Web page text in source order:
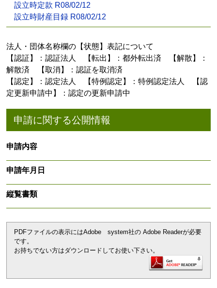
設立時定款 R08/02/12
設立時財産目録 R08/02/12
法人・団体名称欄の【状態】表記について
【認証】：認証法人 【転出】：都外転出済 【解散】：
解散済 【取消】：認証を取消済
【認定】：認定法人 【特例認定】：特例認定法人 【認
定更新申請中】：認定の更新申請中
申請に関する公開情報
申請内容
申請年月日
縦覧書類
PDFファイルの表示にはAdobe system社の Adobe Readerが必要
です。
お持ちでない方はダウンロードしてお使い下さい。